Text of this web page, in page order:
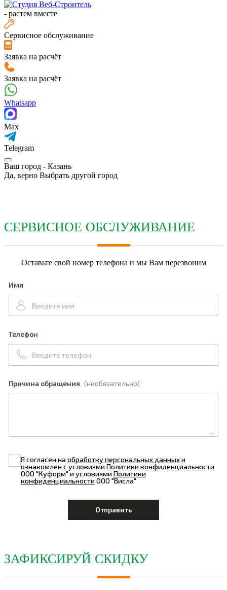
- растем вместе
Сервисное обслуживание
Заявка на расчёт
Заявка на расчёт
Whatsapp
Max
Telegram
Ваш город - Казань
Да, верно Выбрать другой город
СЕРВИСНОЕ ОБСЛУЖИВАНИЕ
Оставьте свой номер телефона и мы Вам перезвоним
Имя
Телефон
Причина обращения (необязательно)
Я согласен наобработку персональных данныхи
ознакомлен с условиямиПолитики конфиденциальности
ООО "Куформ" и условиямиПолитики
конфиденциальностиООО "Висла"
ЗАФИКСИРУЙ СКИДКУ